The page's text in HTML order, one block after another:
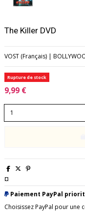
The Killer DVD
VOST (Français) |
Rupture de stock
9,99 €
¤
Paiement PayPal
Choisissez PayPal pour